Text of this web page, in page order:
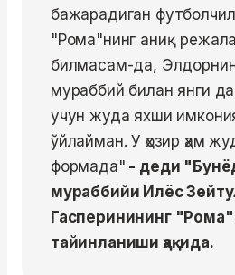
бажарадиган
"Рома"нинг аниқ
билмасам-да,
мураббий билан янги
учун жуда яхши
ўйлайман. У ҳозир ҳам
формада" - деди
мураббийи Илёс
Гасперинининг
тайинланиши ҳақида.